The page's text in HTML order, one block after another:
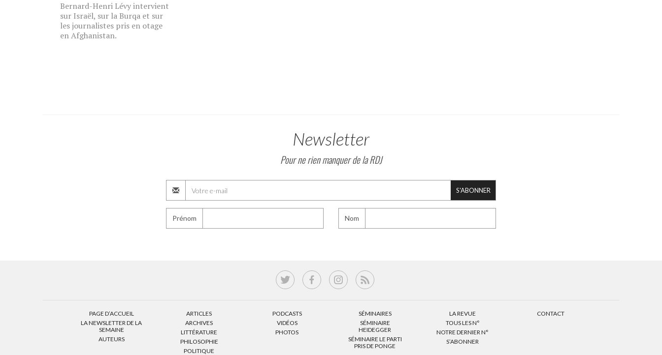
Bernard-Henri Lévy intervient
sur Israël, sur la Burqa et sur
les journalistes pris en otage
en Afghanistan.
Newsletter
Pour ne rien manquer de la RDJ
S'ABONNER
Prénom Nom
PAGE D’ACCUEIL
LA NEWSLETTER DE LA
SEMAINE
AUTEURS
ARTICLES
ARCHIVES
LITTÉRATURE
PHILOSOPHIE
POLITIQUE
PODCASTS
VIDÉOS
PHOTOS
SÉMINAIRES
SÉMINAIRE
HEIDEGGER
SÉMINAIRE LE PARTI
PRIS DE PONGE
LA REVUE
TOUS LES N°
NOTRE DERNIER N°
S’ABONNER
CONTACT